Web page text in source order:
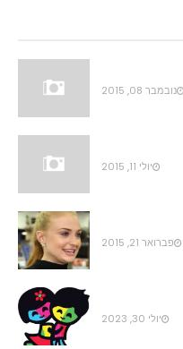
נובמבר 08, 2015
יולי 11, 2015
פברואר 21, 2015
יולי 30, 2023